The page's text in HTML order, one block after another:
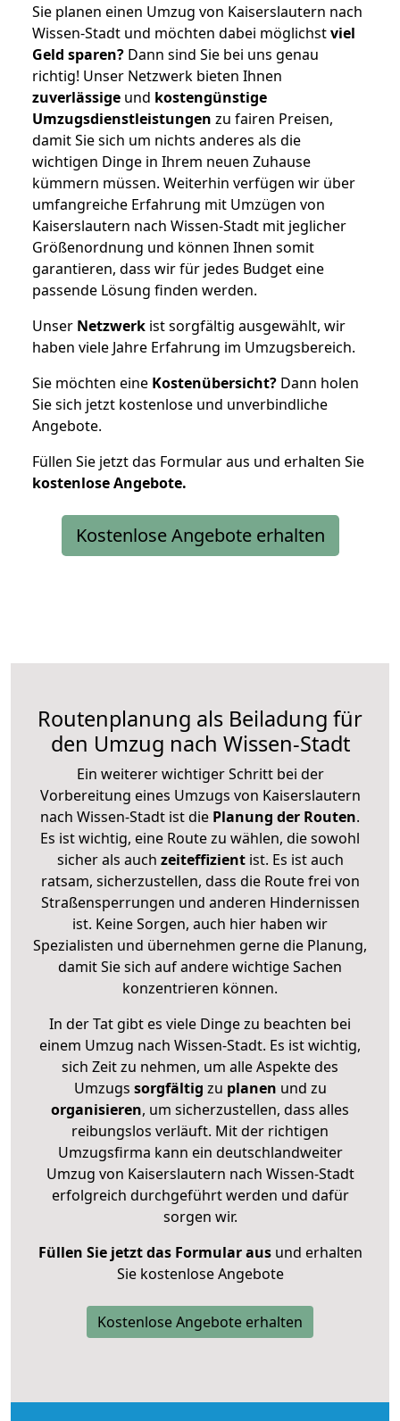
Sie planen einen Umzug von Kaiserslautern nach
Wissen-Stadt und möchten dabei möglichstviel
Geld sparen? Dann sind Sie bei uns genau
richtig! Unser Netzwerk bieten Ihnen
zuverlässige und kostengünstige
Umzugsdienstleistungen zu fairen Preisen,
damit Sie sich um nichts anderes als die
wichtigen Dinge in Ihrem neuen Zuhause
kümmern müssen. Weiterhin verfügen wir über
umfangreiche Erfahrung mit Umzügen von
Kaiserslautern nach Wissen-Stadt mit jeglicher
Größenordnung und können Ihnen somit
garantieren, dass wir für jedes Budget eine
passende Lösung finden werden.
Unser Netzwerk ist sorgfältig ausgewählt, wir
haben viele Jahre Erfahrung im Umzugsbereich.
Sie möchten eine Kostenübersicht? Dann holen
Sie sich jetzt kostenlose und unverbindliche
Angebote.
Füllen Sie jetzt das Formular aus und erhalten Sie
kostenloseAngebote.
Kostenlose Angebote erhalten
Routenplanung als Beiladung für
den Umzug nach Wissen-Stadt
Ein weiterer wichtiger Schritt bei der
Vorbereitung eines Umzugs von Kaiserslautern
nach Wissen-Stadt ist die Planung der Routen.
Es ist wichtig, eine Route zu wählen, die sowohl
sicher als auch zeiteffizientist. Es ist auch
ratsam, sicherzustellen, dass die Route frei von
Straßensperrungen und anderen Hindernissen
ist. Keine Sorgen, auch hier haben wir
Spezialisten und übernehmen gerne die Planung,
damit Sie sich auf andere wichtige Sachen
konzentrieren können.
In der Tat gibt es viele Dinge zu beachten bei
einem Umzug nach Wissen-Stadt. Es ist wichtig,
sich Zeit zu nehmen, um alle Aspekte des
Umzugs sorgfältig zu planen und zu
organisieren, um sicherzustellen, dass alles
reibungslos verläuft. Mit der richtigen
Umzugsfirma kann ein deutschlandweiter
Umzug von Kaiserslautern nach Wissen-Stadt
erfolgreich durchgeführt werden und dafür
sorgen wir.
Füllen Sie jetzt das Formular ausund erhalten
Sie kostenlose Angebote
Kostenlose Angebote erhalten